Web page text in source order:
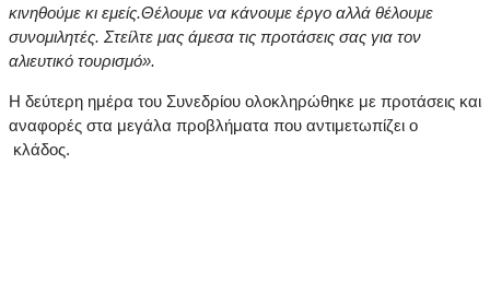
κινηθούμε κι εμείς.Θέλουμε να κάνουμε έργο αλλά θέλουμε
συνομιλητές. Στείλτε μας άμεσα τις προτάσεις σας για τον
αλιευτικό τουρισμό».
Η δεύτερη ημέρα του Συνεδρίου ολοκληρώθηκε με προτάσεις και
αναφορές στα μεγάλα προβλήματα που αντιμετωπίζει ο
κλάδος.